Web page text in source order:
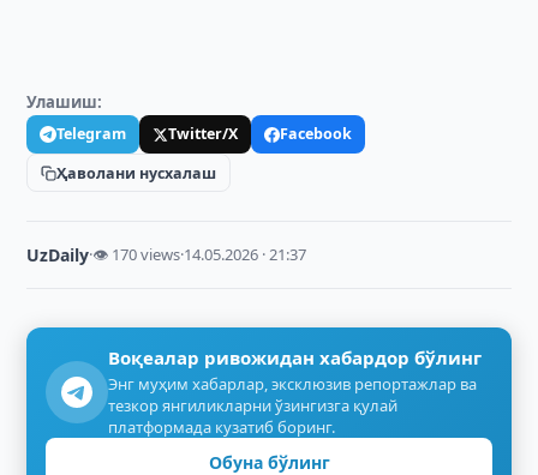
Улашиш:
Telegram Twitter/X
Facebook
Ҳаволани нусхалаш
UzDaily·👁 170 views·14.05.2026 · 21:37
Воқеалар ривожидан хабардор бўлинг
Энг муҳим хабарлар, эксклюзив репортажлар ва
тезкор янгиликларни ўзингизга қулай
платформада кузатиб боринг.
Обуна бўлинг